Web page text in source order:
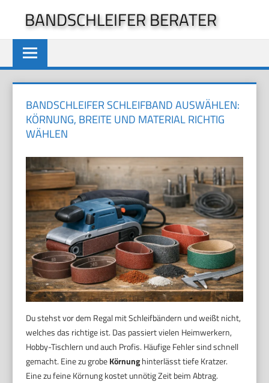
springen
BANDSCHLEIFER BERATER
BANDSCHLEIFER SCHLEIFBAND AUSWÄHLEN:
KÖRNUNG, BREITE UND MATERIAL RICHTIG
WÄHLEN
Du stehst vor dem Regal mit Schleifbändern und weißt nicht,
welches das richtige ist. Das passiert vielen Heimwerkern,
Hobby-Tischlern und auch Profis. Häufige Fehler sind schnell
gemacht. Eine zu grobeKörnunghinterlässt tiefe Kratzer.
Eine zu feine Körnung kostet unnötig Zeit beim Abtrag.